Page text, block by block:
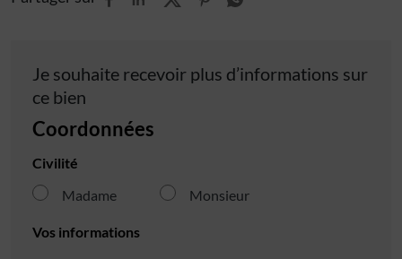
Je souhaite recevoir plus d’informations sur
ce bien
Coordonnées
Civilité
Madame
Monsieur
Vos informations